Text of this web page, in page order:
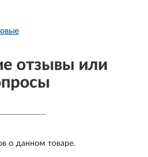
отзывы или
о данном товаре.